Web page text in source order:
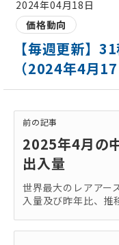
2024年04月18日
価格動向
【毎週更新】
（2024年4月17
前の記事
2025年4月の
出入量
世界最大のレアアー
入量及び昨年比、推